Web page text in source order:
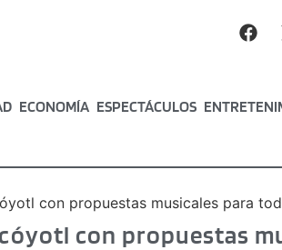
ECONOMÍA ESPECTÁCULOS
con propuestas musicales para
con propuestas